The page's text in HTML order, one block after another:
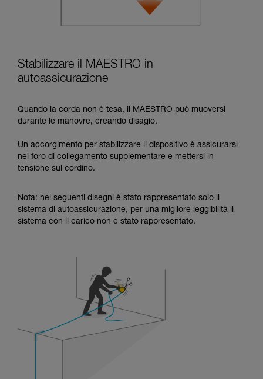
Stabilizzare il MAESTRO in
autoassicurazione
Quando la corda non è tesa, il MAESTRO può muoversi
durante le manovre, creando disagio.
Un accorgimento per stabilizzare il dispositivo è assicurarsi
nel foro di collegamento supplementare e mettersi in
tensione sul cordino.
Nota: nei seguenti disegni è stato rappresentato solo il
sistema di autoassicurazione, per una migliore leggibilità il
sistema con il carico non è stato rappresentato.